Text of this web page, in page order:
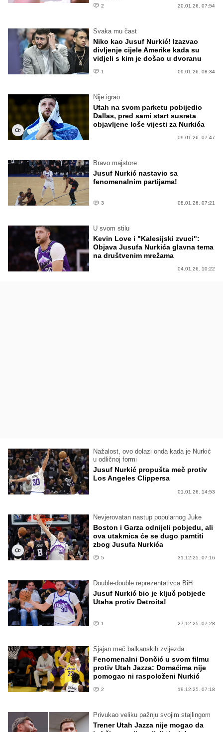
2 20.01.26. 07:54
Svaka mu čast
Niko kao Jusuf Nurkić! Izazvao
divljenje cijele Amerike kada su
vidjeli s kim je došao u dvoranu
1 09.01.26. 08:34
Nije igrao
Utah na svom parketu pobijedio
Dallas, pred sami start susreta
objavljene loše vijesti za Nurkića
09.01.26. 07:47
Bravo majstore
Jusuf Nurkić nastavio sa
fenomenalnim partijama!
3 08.01.26. 07:21
U svom stilu
Kevin Love i "Kalesijski zvuci":
Objava Jusufa Nurkića glavna tema
na društvenim mrežama
04.01.26. 10:22
Nažalost, ovo dolazi onda kada je Nurkić
u odličnoj formi
Jusuf Nurkić propušta meč protiv
Los Angeles Clippersa
01.01.26. 14:53
Nevjerovatan nastup popularnog Juke
Boston i Garza odnijeli pobjedu, ali
ova utakmica će se dugo pamtiti
zbog Jusufa Nurkića
5 31.12.25. 07:16
Double-double reprezentativca BiH
Jusuf Nurkić bio je ključ pobjede
Utaha protiv Detroita!
1 27.12.25. 07:28
Sjajan meč balkanskih zvijezda
Fenomenalni Dončić u svom filmu
protiv Utah Jazza: Domaćima nije
pomogao ni raspoloženi Nurkić
2 19.12.25. 07:18
Privukao veliku pažnju svojim stajlingom
Trener Utah Jazza nije mogao da